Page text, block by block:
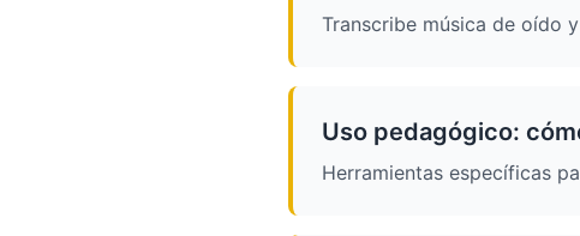
Transcribe música de oído
Uso pedagógico:
Herramientas específicas